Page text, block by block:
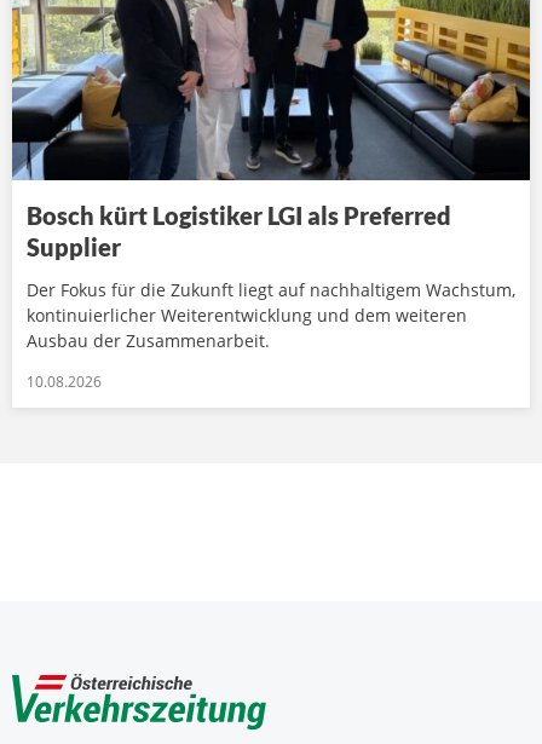
Bosch kürt Logistiker LGI als Preferred
Supplier
Der Fokus für die Zukunft liegt auf nachhaltigem Wachstum,
kontinuierlicher Weiterentwicklung und dem weiteren
Ausbau der Zusammenarbeit.
10.08.2026